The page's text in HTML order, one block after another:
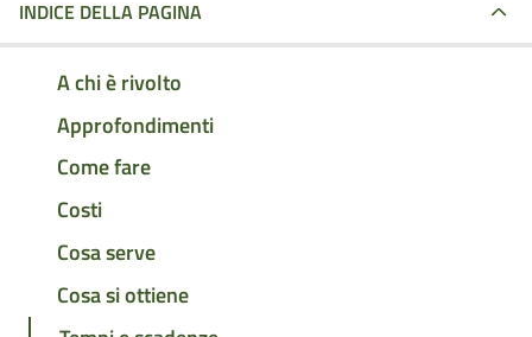
INDICE DELLA PAGINA
A chi è rivolto
Approfondimenti
Come fare
Costi
Cosa serve
Cosa si ottiene